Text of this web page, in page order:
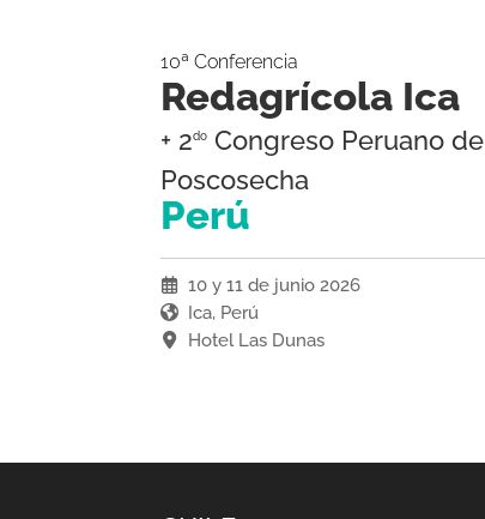
10ª Conferencia
Redagrícola Ica
+ 2do
Congreso Peruano de
Poscosecha
Perú
10 y 11 de junio 2026
Ica, Perú
Hotel Las Dunas